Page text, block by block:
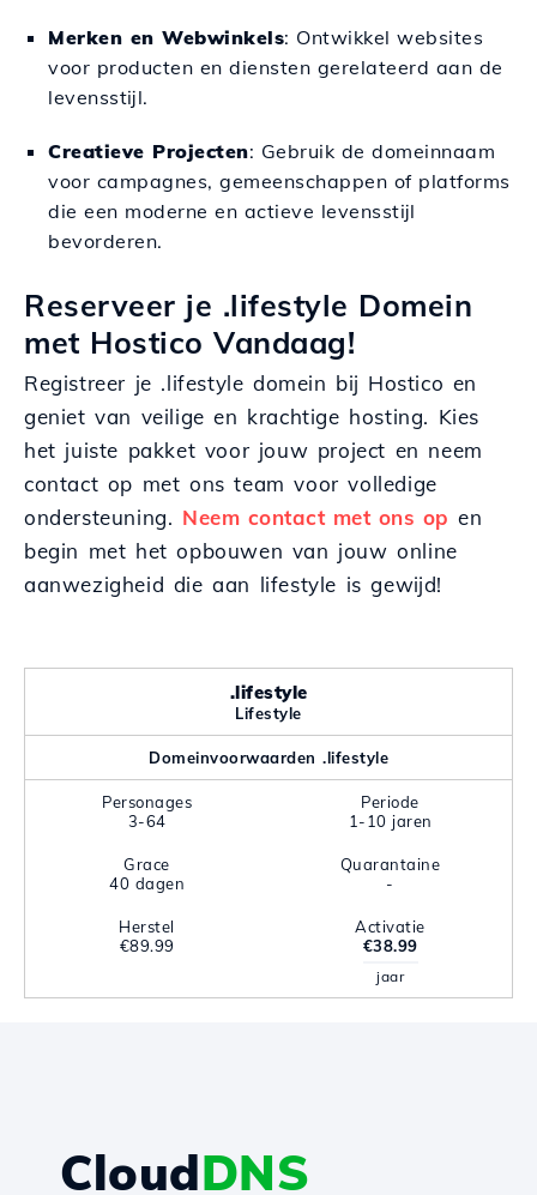
Merken en Webwinkels: Ontwikkel websites
voor producten en diensten gerelateerd aan de
levensstijl.
Creatieve Projecten: Gebruik de domeinnaam
voor campagnes, gemeenschappen of platforms
die een moderne en actieve levensstijl
bevorderen.
Reserveer je .lifestyle Domein
met Hostico Vandaag!
Registreer je .lifestyle domein bij Hostico en
geniet van veilige en krachtige hosting. Kies
het juiste pakket voor jouw project en neem
contact op met ons team voor volledige
ondersteuning. Neem contact met ons op en
begin met het opbouwen van jouw online
aanwezigheid die aan lifestyle is gewijd!
.lifestyle
Lifestyle
Domeinvoorwaarden .lifestyle
Personages
3-64
Periode
1-10 jaren
Grace
40 dagen
Quarantaine
-
Herstel
€89.99
Activatie
€38.99
jaar
CloudDNS